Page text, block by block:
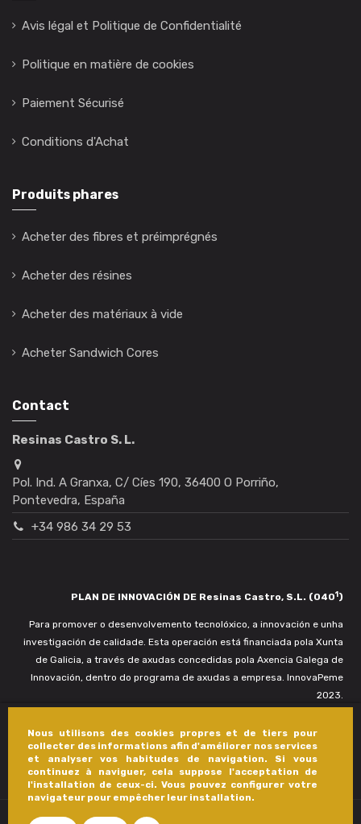
Nous utilisons des cookies propres et de tiers pour
collecter des informations afin d'améliorer nos services
et analyser vos habitudes de navigation. Si vous
continuez à naviguer, cela suppose l'acceptation de
l'installation de ceux-ci. Vous pouvez configurer votre
navigateur pour empêcher leur installation.
Avis légal et Politique de Confidentialité
Politique en matière de cookies
Paiement Sécurisé
Conditions d'Achat
Produits phares
Acheter des fibres et préimprégnés
Acheter des résines
Acheter des matériaux à vide
Acheter Sandwich Cores
Contact
Resinas Castro S. L.
Pol. Ind. A Granxa, C/ Cíes 190, 36400 O Porriño,
Pontevedra, España
+34 986 34 29 53
PLAN DE INNOVACIÓN DE Resinas Castro, S.L. (0401)
Para promover o desenvolvemento tecnolóxico, a innovación e unha
investigación de calidade. Esta operación está financiada pola Xunta
de Galicia, a través de axudas concedidas pola Axencia Galega de
Innovación, dentro do programa de axudas a empresa. InnovaPeme
2023.